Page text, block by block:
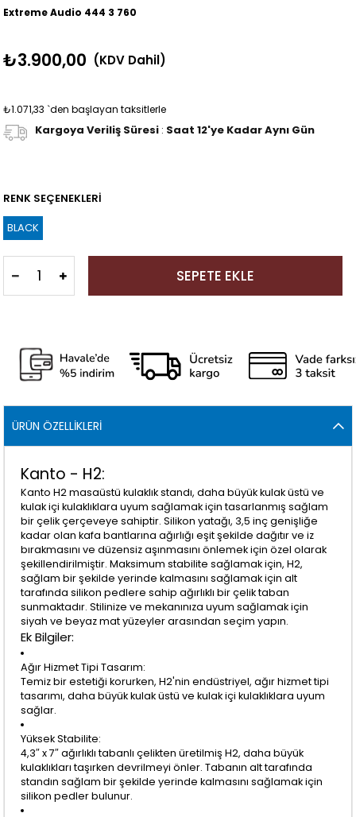
Extreme Audio 444 3 760
₺3.900,00 (KDV Dahil)
₺1.071,33 `den başlayan taksitlerle
Kargoya Veriliş Süresi : Saat 12'ye Kadar Aynı Gün
RENK SEÇENEKLERİ
BLACK
ÜRÜN ÖZELLIKLERI
Kanto - H2:
Kanto H2 masaüstü kulaklık standı, daha büyük kulak üstü ve
kulak içi kulaklıklara uyum sağlamak için tasarlanmış sağlam
bir çelik çerçeveye sahiptir. Silikon yatağı, 3,5 inç genişliğe
kadar olan kafa bantlarına ağırlığı eşit şekilde dağıtır ve iz
bırakmasını ve düzensiz aşınmasını önlemek için özel olarak
şekillendirilmiştir. Maksimum stabilite sağlamak için, H2,
sağlam bir şekilde yerinde kalmasını sağlamak için alt
tarafında silikon pedlere sahip ağırlıklı bir çelik taban
sunmaktadır. Stilinize ve mekanınıza uyum sağlamak için
siyah ve beyaz mat yüzeyler arasından seçim yapın.
Ek Bilgiler:
Ağır Hizmet Tipi Tasarım:
Temiz bir estetiği korurken, H2'nin endüstriyel, ağır hizmet tipi
tasarımı, daha büyük kulak üstü ve kulak içi kulaklıklara uyum
sağlar.
Yüksek Stabilite:
4,3″ x 7″ ağırlıklı tabanlı çelikten üretilmiş H2, daha büyük
kulaklıkları taşırken devrilmeyi önler. Tabanın alt tarafında
standın sağlam bir şekilde yerinde kalmasını sağlamak için
silikon pedler bulunur.